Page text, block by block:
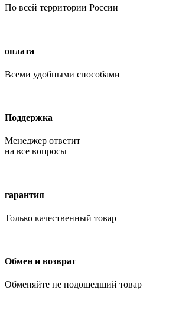
По всей территории России
оплата
Всеми удобными способами
Поддержка
Менеджер ответит
на все вопросы
гарантия
Только качественный товар
Обмен и возврат
Обменяйте не подошедший товар